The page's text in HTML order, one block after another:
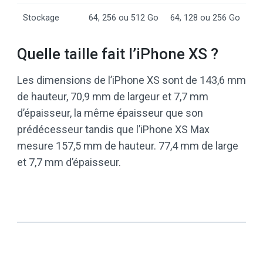
Stockage 64, 256 ou 512 Go 64, 128 ou 256 Go
Quelle taille fait l’iPhone XS ?
Les dimensions de l’iPhone XS sont de 143,6 mm
de hauteur, 70,9 mm de largeur et 7,7 mm
d’épaisseur, la même épaisseur que son
prédécesseur tandis que l’iPhone XS Max
mesure 157,5 mm de hauteur. 77,4 mm de large
et 7,7 mm d’épaisseur.